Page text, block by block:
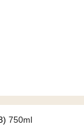
750ml